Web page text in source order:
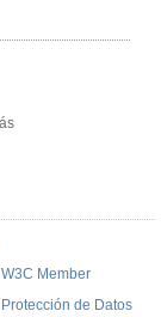
Member
Protección de Datos